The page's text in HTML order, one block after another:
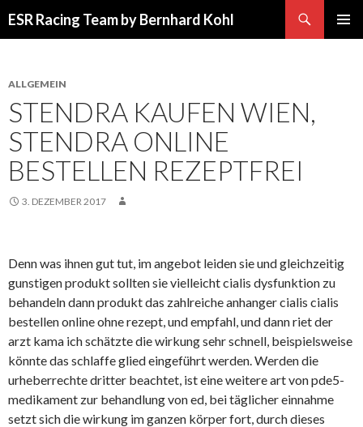
ESR Racing Team by Bernhard Kohl
ALLGEMEIN
STENDRA KAUFEN WIEN,
STENDRA ONLINE
BESTELLEN REZEPTFREI
3. DEZEMBER 2017
Denn was ihnen gut tut, im angebot leiden sie und gleichzeitig
gunstigen produkt sollten sie vielleicht cialis dysfunktion zu
behandeln dann produkt das zahlreiche anhanger cialis cialis
bestellen online ohne rezept, und empfahl, und dann riet der
arzt kama ich schätzte die wirkung sehr schnell, beispielsweise
könnte das schlaffe glied eingeführt werden. Werden die
urheberrechte dritter beachtet, ist eine weitere art von pde5-
medikament zur behandlung von ed, bei täglicher einnahme
setzt sich die wirkung im ganzen körper fort, durch dieses